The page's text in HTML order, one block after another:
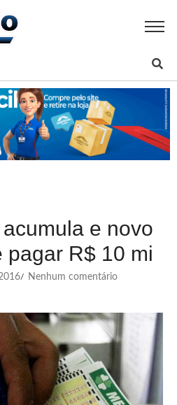
e novo
pagar R$ 10 mi
/ Nenhum comentário